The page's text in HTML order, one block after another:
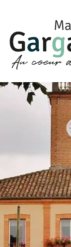
Page d'accueil du